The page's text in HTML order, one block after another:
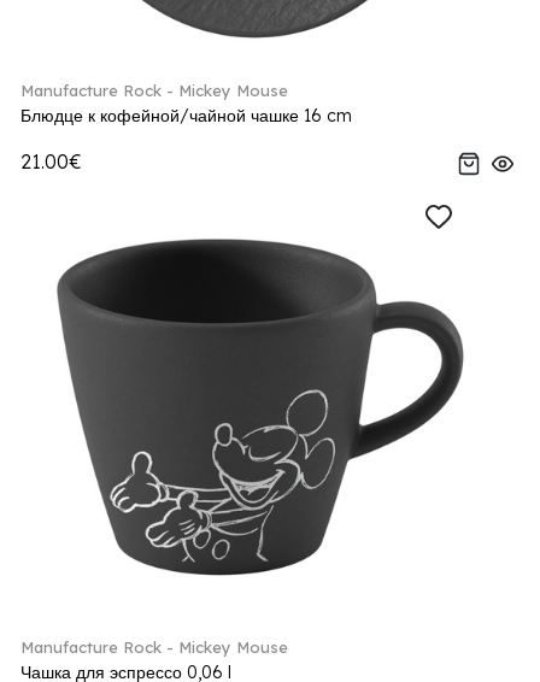
Manufacture Rock - Mickey Mouse
Блюдце к кофейной/чайной чашке 16 cm
21.00€
Manufacture Rock - Mickey Mouse
Чашка для эспрессо 0,06 l